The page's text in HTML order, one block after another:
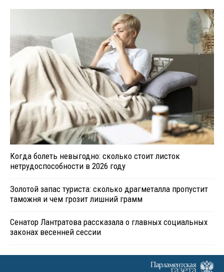
Когда болеть невыгодно: сколько стоит листок
нетрудоспособности в 2026 году
Золотой запас туриста: сколько драгметалла пропустит
таможня и чем грозит лишний грамм
Сенатор Лантратова рассказала о главных социальных
законах весенней сессии